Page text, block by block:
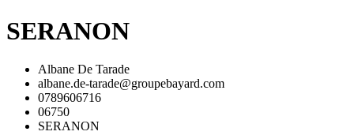
SERANON
Albane De Tarade
albane.de-tarade@groupebayard.com
0789606716
06750
SERANON